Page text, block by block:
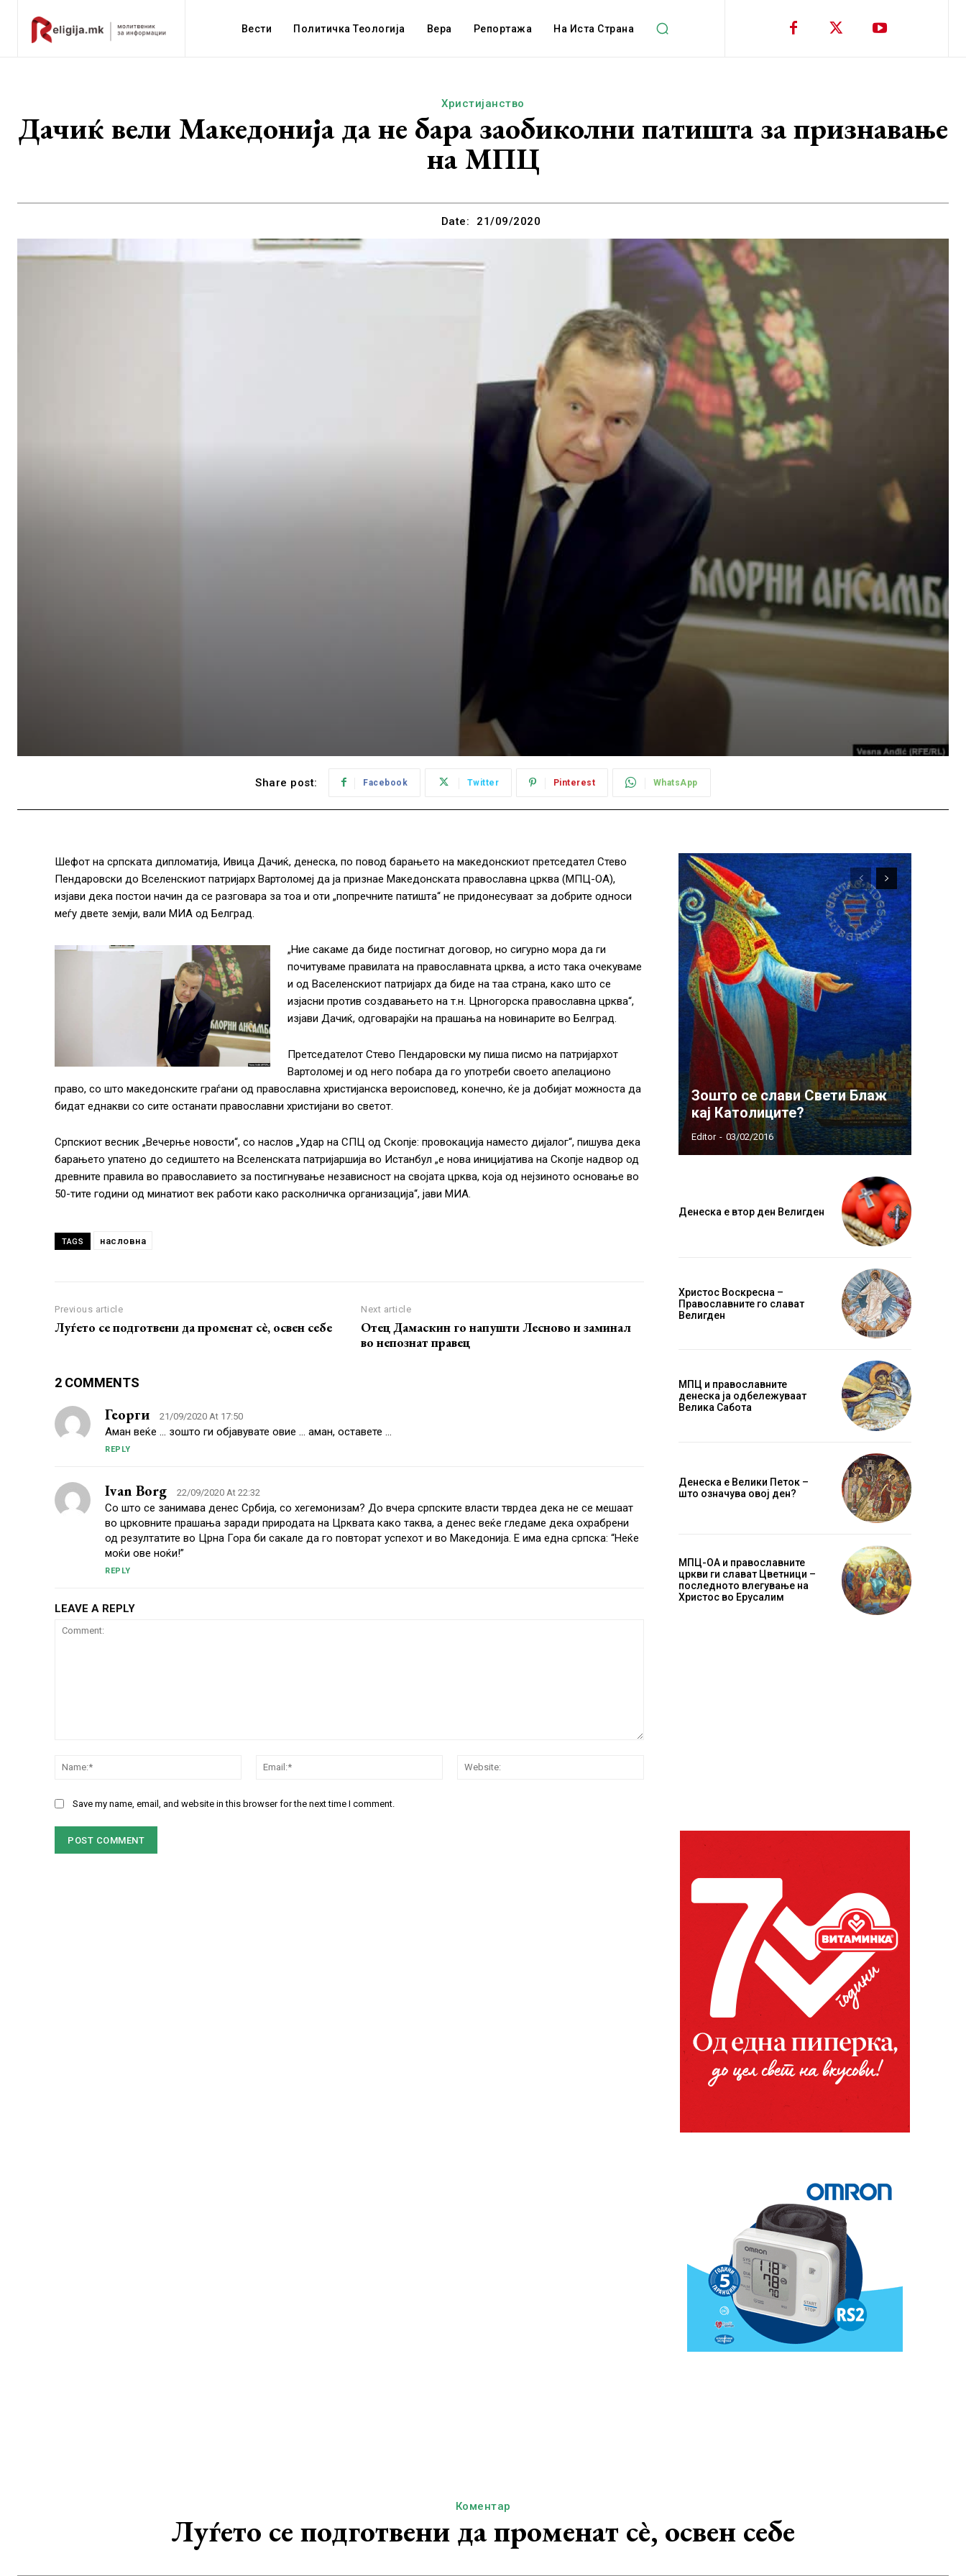
Вести Политичка Теологија Вера Репортажа На Иста Страна
Христијанство
Дачиќ вели Македонија да не бара заобиколни патишта за признавање
на МПЦ
Date: 21/09/2020
Share post: Facebook Twitter Pinterest WhatsApp
Шефот на српската дипломатија, Ивица Дачиќ, денеска, по повод барањето на македонскиот претседател Стево
Пендаровски до Вселенскиот патријарх Вартоломеј да ја признае Македонската православна црква (МПЦ-ОА),
изјави дека постои начин да се разговара за тоа и оти „попречните патишта“ не придонесуваат за добрите односи
меѓу двете земји, вали МИА од Белград.
„Ние сакаме да биде постигнат договор, но сигурно мора да ги
почитуваме правилата на православната црква, а исто така очекуваме
и од Васеленскиот патријарх да биде на таа страна, како што се
изјасни против создавањето на т.н. Црногорска православна црква“,
изјави Дачиќ, одговарајќи на прашања на новинарите во Белград.
Претседателот Стево Пендаровски му пиша писмо на патријархот
Вартоломеј и од него побара да го употреби своето апелационо
право, со што македонските граѓани од православна христијанска вероисповед, конечно, ќе ја добијат можноста да
бидат еднакви со сите останати православни христијани во светот.
Српскиот весник „Вечерње новости“, со наслов „Удар на СПЦ од Скопје: провокација наместо дијалог“, пишува дека
барањето упатено до седиштето на Вселенската патријаршија во Истанбул „е нова иницијатива на Скопје надвор од
древните правила во православието за постигнување независност на својата црква, која од нејзиното основање во
50-тите години од минатиот век работи како расколничка организација“, јави МИА.
TAGS насловна
Previous article
Луѓето се подготвени да променат сѐ, освен себе
Next article
Отец Дамаскин го напушти Лесново и заминал
во непознат правец
2 COMMENTS
Георги 21/09/2020 At 17:50
Аман веќе … зошто ги објавувате овие … аман, оставете …
REPLY
Ivan Borg 22/09/2020 At 22:32
Со што се занимава денес Србија, со хегемонизам? До вчера српските власти тврдеа дека не се мешаат
во црковните прашања заради природата на Црквата како таква, а денес веќе гледаме дека охрабрени
од резултатите во Црна Гора би сакале да го повторат успехот и во Македонија. Е има една српска: “Неќе
моќи ове ноќи!”
REPLY
LEAVE A REPLY
Name:*
Email:*
Save my name, email, and website in this browser for the next time I comment.
Зошто се слави Свети Блаж
кај Католиците?
Editor - 03/02/2016
Денеска е втор ден Велигден
Христос Воскресна –
Православните го слават
Велигден
МПЦ и православните
денеска ја одбележуваат
Велика Сабота
Денеска е Велики Петок –
што означува овој ден?
МПЦ-ОА и православните
цркви ги слават Цветници –
последното влегување на
Христос во Ерусалим